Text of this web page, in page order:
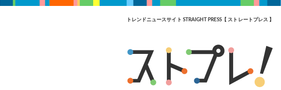
トレンドニュースサイト STRAIGHT PRESS【 ストレートプレス 】